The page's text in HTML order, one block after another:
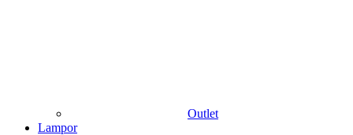
Outlet
Lampor